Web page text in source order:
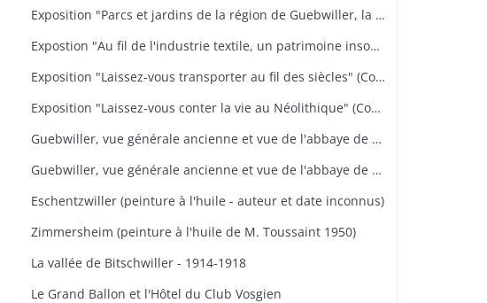
Exposition "Parcs et jardins de la région de Guebwiller, la culture d'un patrimoine florissant" (Communauté de Communes de la Région de Guebwiller, du 15 octobre 2010 au 31 janvier 2011)
Expostion "Au fil de l'industrie textile, un patrimoine insoupçonné" (Communauté de Communes de la Région de Guebwiller, du 11 septembre au 30 octobre 2009)
Exposition "Laissez-vous transporter au fil des siècles" (Communauté de Communes de la Région de Guebwiller, du 26 octobre 2012 au 19 janvier 2013)
Exposition "Laissez-vous conter la vie au Néolithique" (Communauté de Communes de la Région de Guebwiller, du 14 octobre 2011 au 26 janvier 2012)
Guebwiller, vue générale ancienne et vue de l'abbaye de Murbach.
Guebwiller, vue générale ancienne et vue de l'abbaye de Murbach.
Eschentzwiller (peinture à l'huile - auteur et date inconnus)
Zimmersheim (peinture à l'huile de M. Toussaint 1950)
La vallée de Bitschwiller - 1914-1918
Le Grand Ballon et l'Hôtel du Club Vosgien